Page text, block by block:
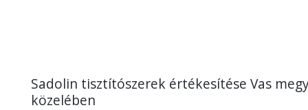
Sadolin tisztítószerek értékesítése Vas
közelében